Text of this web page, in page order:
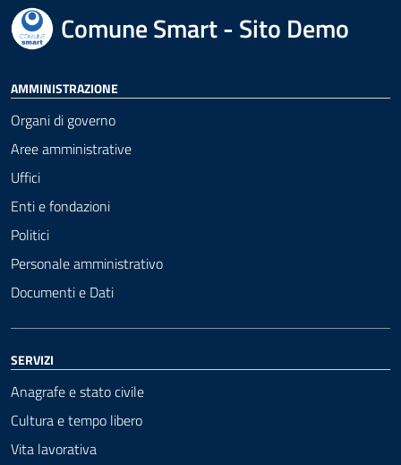
Comune Smart - Sito Demo
AMMINISTRAZIONE
Organi di governo
Aree amministrative
Uffici
Enti e fondazioni
Politici
Personale amministrativo
Documenti e Dati
SERVIZI
Anagrafe e stato civile
Cultura e tempo libero
Vita lavorativa